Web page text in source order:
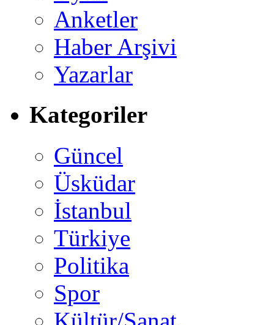
Anketler
Haber Arşivi
Yazarlar
Kategoriler
Güncel
Üsküdar
İstanbul
Türkiye
Politika
Spor